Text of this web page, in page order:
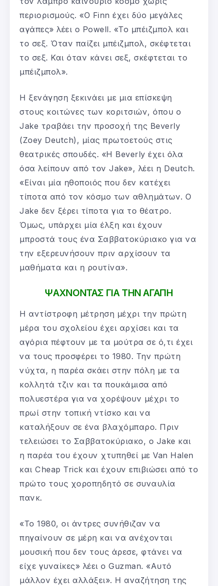
περιορισμούς. «Ο Finn έχει δύο μεγάλες
αγάπες» λέει ο Powell. «Το μπέιζμπολ και
το σεξ. Όταν παίζει μπέιζμπολ, σκέφτεται
το σεξ. Και όταν κάνει σεξ, σκέφτεται το
μπέιζμπολ».
Η ξενάγηση ξεκινάει με μια επίσκεψη
στους κοιτώνες των κοριτσιών, όπου ο
Jake τραβάει την προσοχή της Beverly
(Zoey Deutch), μίας πρωτοετούς στις
θεατρικές σπουδές. «Η Beverly έχει όλα
όσα λείπουν από τον Jake», λέει η Deutch.
«Είναι μία ηθοποιός που δεν κατέχει
τίποτα από τον κόσμο των αθλημάτων. Ο
Jake δεν ξέρει τίποτα για το θέατρο.
Όμως, υπάρχει μία έλξη και έχουν
μπροστά τους ένα Σαββατοκύριακο για να
την εξερευνήσουν πριν αρχίσουν τα
μαθήματα και η ρουτίνα».
ΨΑΧΝΟΝΤΑΣ ΓΙΑ ΤΗΝ ΑΓΑΠΗ
Η αντίστροφη μέτρηση μέχρι την πρώτη
μέρα του σχολείου έχει αρχίσει και τα
αγόρια πέφτουν με τα μούτρα σε ό,τι έχει
να τους προσφέρει το 1980. Την πρώτη
νύχτα, η παρέα σκάει στην πόλη με τα
κολλητά τζιν και τα πουκάμισα από
πολυεστέρα για να χορέψουν μέχρι το
πρωί στην τοπική ντίσκο και να
καταλήξουν σε ένα βλαχόμπαρο. Πριν
τελειώσει το Σαββατοκύριακο, ο Jake και
η παρέα του έχουν χτυπηθεί με Van Halen
και Cheap Trick και έχουν επιβιώσει από το
πρώτο τους χοροπηδητό σε συναυλία
πανκ.
«Το 1980, οι άντρες συνήθιζαν να
πηγαίνουν σε μέρη και να ανέχονται
μουσική που δεν τους άρεσε, φτάνει να
είχε γυναίκες» λέει ο Guzman. «Αυτό
μάλλον έχει αλλάξει». Η αναζήτηση της